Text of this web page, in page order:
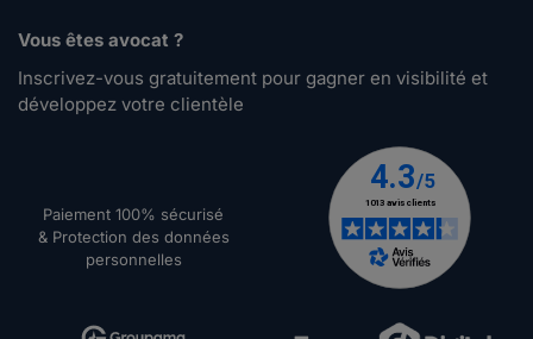
Vous êtes avocat ?
Inscrivez-vous gratuitement pour gagner en visibilité et
développez votre clientèle
Paiement 100% sécurisé
& Protection des données
personnelles